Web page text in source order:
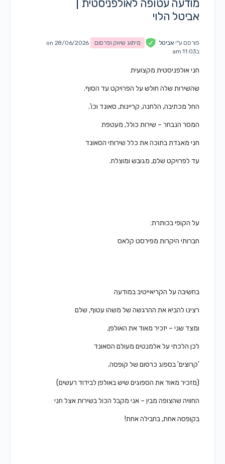
מודעה עטופה לאולפניסטית |
אביטל הלוי
פורסם ע"יאביטל מיתוג שיווק ופרסום
on 28/06/2026
ב11:03 am
חני אולפניסטית מקצועית
שהשירות שלה חולש על הפרויקט עד הסוף.
החל מכתיבה, הלחנה, קריינות, סאונד וכו'.
המסר הנבחר – שירות כולל, מעטפת
חני מאגדת בתוכה את כלל שירותי הסאונד
עד לפרויקט שלם, מגובש ומוצלח.
על הקופי בכותרת:
חברותי היקרות מפירסט קלאס
בחשיבה על הקריאייטיב במודעה
רצינו להביא את ההרגשה של משהו עטוף, שלם
ומצד שני – יזכיר מאוד את האולפן.
לכן הלכתי על אלמנטים מעולם הסאונד
'קרוצים' בספוג כרסום של קופסה.
(מזכיר מאוד את הספוגים שיש באולפן לבידוד רעשים)
החוויה שהצופה מבין – אני מקבל הכול בשירות אצל חני
בקופסה אחת, בחבילה אחת!